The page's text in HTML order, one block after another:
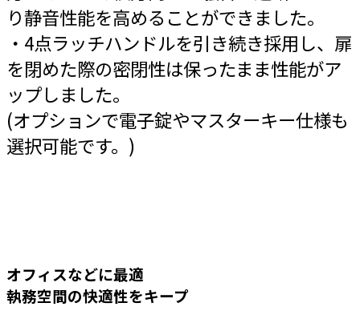
り静音性能を高めることができました。
・4点ラッチハンドルを引き続き採用し、扉
を閉めた際の密閉性は保ったまま性能がア
ップしました。
(オプションで電子錠やマスターキー仕様も
選択可能です。)
オフィスなどに最適
執務空間の快適性をキープ